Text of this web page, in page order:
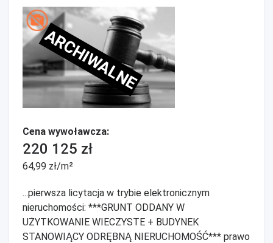
ARCHIWALNE
Cena wywoławcza:
220 125 zł
64,99 zł/m²
...pierwsza licytacja w trybie elektronicznym
nieruchomości: ***GRUNT ODDANY W
UŻYTKOWANIE WIECZYSTE + BUDYNEK
STANOWIĄCY ODRĘBNĄ NIERUCHOMOŚĆ*** prawo